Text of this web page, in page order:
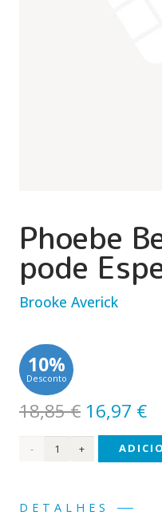
Phoebe
pode
Brooke Averick
10%
Desconto
18,85€ O
preço
original
18,85 €.
16,97 €O
Quantidade
DETALHES